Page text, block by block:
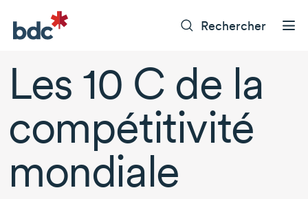
Rechercher
Les 10 C de la
compétitivité
mondiale